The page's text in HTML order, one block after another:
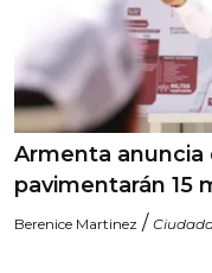
Armenta anuncia
pavimentarán 15
Berenice Martinez /